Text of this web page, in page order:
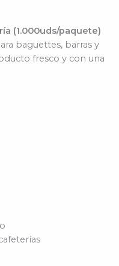
(1.000uds/paquete)
baguettes, barras y
fresco y con una